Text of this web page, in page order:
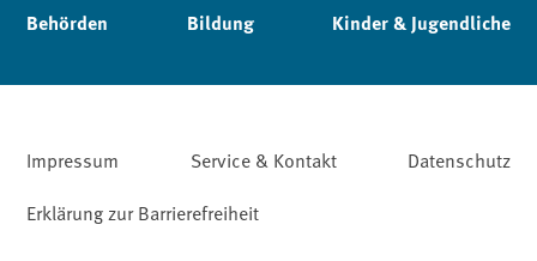
Behörden Bildung Kinder & Jugendliche
Impressum Service & Kontakt
Datenschutz
Erklärung zur Barrierefreiheit